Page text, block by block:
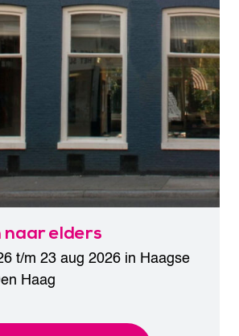
naar elders
t/m 23 aug 2026 in Haagse
Haag